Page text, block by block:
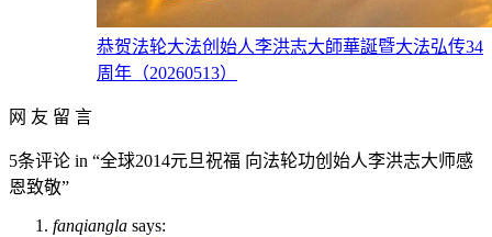
恭贺法轮大法创始人李洪志大師華誕暨大法弘传34
周年（20260513）
网 友 留 言
5条评论 in “全球2014元旦祝福 向法轮功创始人李洪志大师感
恩致敬”
fanqiangla says: